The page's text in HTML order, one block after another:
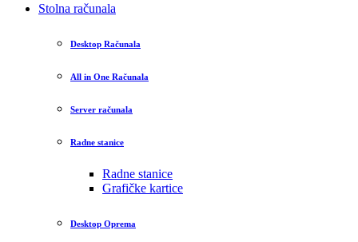
Stolna računala
Desktop Računala
All in One Računala
Server računala
Radne stanice
Radne stanice
Grafičke kartice
Desktop Oprema